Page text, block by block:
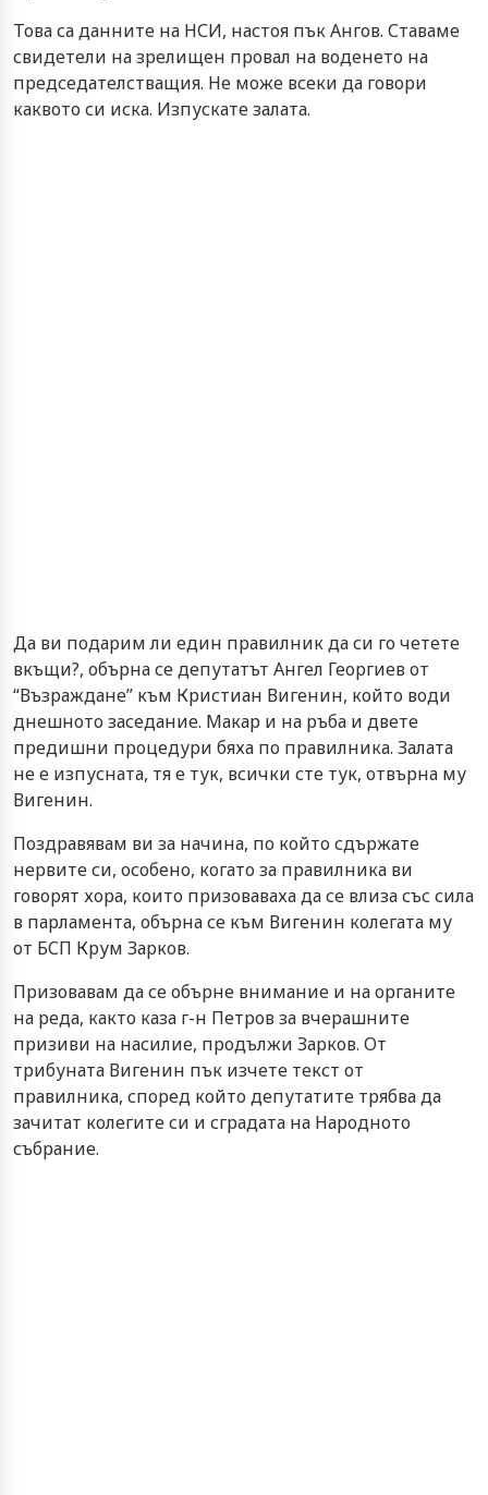
Това са данните на НСИ, настоя пък Ангов. Ставаме
свидетели на зрелищен провал на воденето на
председателстващия. Не може всеки да говори
каквото си иска. Изпускате залата.
Да ви подарим ли един правилник да си го четете
вкъщи?, обърна се депутатът Ангел Георгиев от
“Възраждане” към Кристиан Вигенин, който води
днешното заседание. Макар и на ръба и двете
предишни процедури бяха по правилника. Залата
не е изпусната, тя е тук, всички сте тук, отвърна му
Вигенин.
Поздравявам ви за начина, по който сдържате
нервите си, особено, когато за правилника ви
говорят хора, които призоваваха да се влиза със сила
в парламента, обърна се към Вигенин колегата му
от БСП Крум Зарков.
Призовавам да се обърне внимание и на органите
на реда, както каза г-н Петров за вчерашните
призиви на насилие, продължи Зарков. От
трибуната Вигенин пък изчете текст от
правилника, според който депутатите трябва да
зачитат колегите си и сградата на Народното
събрание.